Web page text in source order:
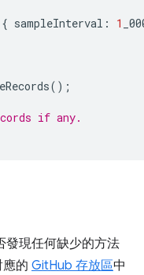
{ sampleInterval : 1
();
if any.
發現任何缺少的方法
的 GitHub 存放區中